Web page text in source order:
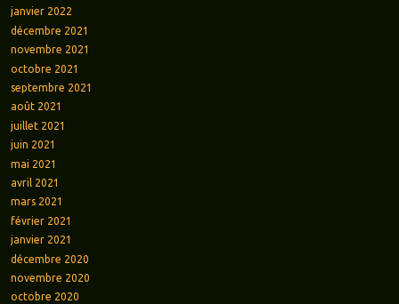
janvier 2022
décembre 2021
novembre 2021
octobre 2021
septembre 2021
août 2021
juillet 2021
juin 2021
mai 2021
avril 2021
mars 2021
février 2021
janvier 2021
décembre 2020
novembre 2020
octobre 2020